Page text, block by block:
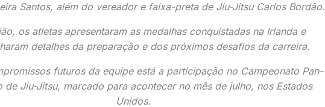
Santos, além do vereador e faixa-preta de Jiu-Jitsu Carlos Bordão.
os atletas apresentaram as medalhas conquistadas na Irlanda e
detalhes da preparação e dos próximos desafios da carreira.
futuros da equipe está a participação no Campeonato Pan-
de Jiu-Jitsu, marcado para acontecer no mês de julho, nos Estados
Unidos.